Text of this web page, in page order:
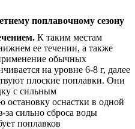
К таким местам
ее течении, а также
обычных
на уровне 6-8 г, далее
плоские поплавки. Они
с сильным
оснастки в одной
сильно сброса воды
поплавков